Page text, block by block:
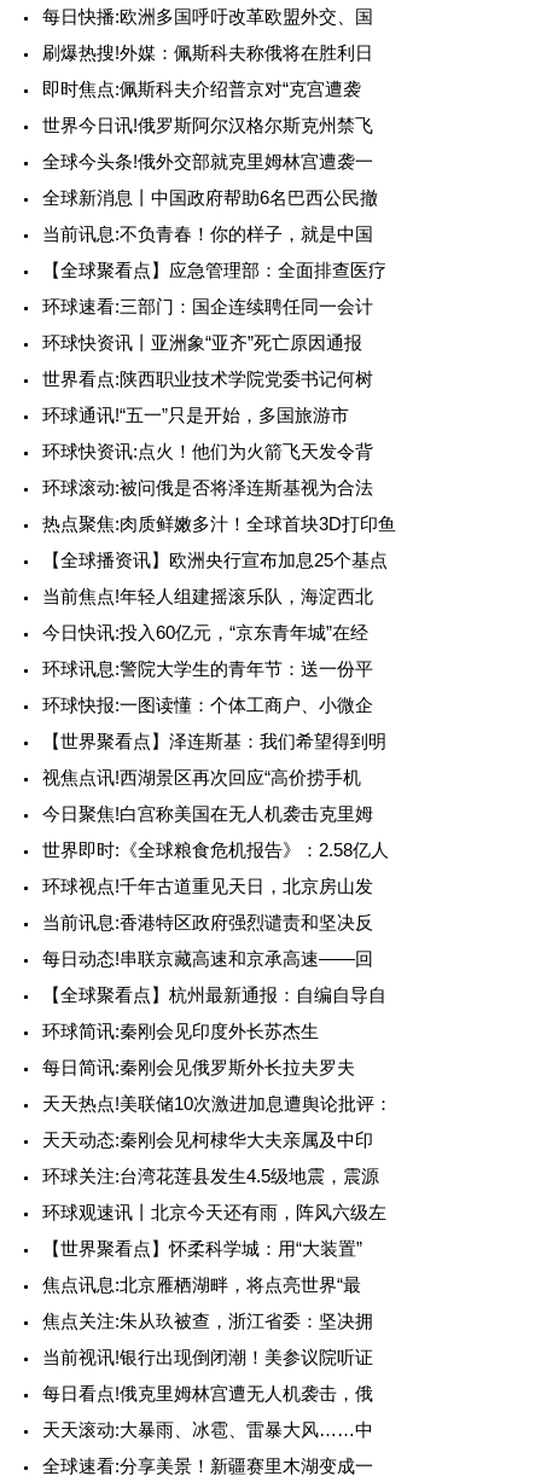
每日快播:欧洲多国呼吁改革欧盟外交、国
刷爆热搜!外媒：佩斯科夫称俄将在胜利日
即时焦点:佩斯科夫介绍普京对“克宫遭袭
世界今日讯!俄罗斯阿尔汉格尔斯克州禁飞
全球今头条!俄外交部就克里姆林宫遭袭一
全球新消息丨中国政府帮助6名巴西公民撤
当前讯息:不负青春！你的样子，就是中国
【全球聚看点】应急管理部：全面排查医疗
环球速看:三部门：国企连续聘任同一会计
环球快资讯丨亚洲象“亚齐”死亡原因通报
世界看点:陕西职业技术学院党委书记何树
环球通讯!“五一”只是开始，多国旅游市
环球快资讯:点火！他们为火箭飞天发令背
环球滚动:被问俄是否将泽连斯基视为合法
热点聚焦:肉质鲜嫩多汁！全球首块3D打印鱼
【全球播资讯】欧洲央行宣布加息25个基点
当前焦点!年轻人组建摇滚乐队，海淀西北
今日快讯:投入60亿元，“京东青年城”在经
环球讯息:警院大学生的青年节：送一份平
环球快报:一图读懂：个体工商户、小微企
【世界聚看点】泽连斯基：我们希望得到明
视焦点讯!西湖景区再次回应“高价捞手机
今日聚焦!白宫称美国在无人机袭击克里姆
世界即时:《全球粮食危机报告》：2.58亿人
环球视点!千年古道重见天日，北京房山发
当前讯息:香港特区政府强烈谴责和坚决反
每日动态!串联京藏高速和京承高速——回
【全球聚看点】杭州最新通报：自编自导自
环球简讯:秦刚会见印度外长苏杰生
每日简讯:秦刚会见俄罗斯外长拉夫罗夫
天天热点!美联储10次激进加息遭舆论批评：
天天动态:秦刚会见柯棣华大夫亲属及中印
环球关注:台湾花莲县发生4.5级地震，震源
环球观速讯丨北京今天还有雨，阵风六级左
【世界聚看点】怀柔科学城：用“大装置”
焦点讯息:北京雁栖湖畔，将点亮世界“最
焦点关注:朱从玖被查，浙江省委：坚决拥
当前视讯!银行出现倒闭潮！美参议院听证
每日看点!俄克里姆林宫遭无人机袭击，俄
天天滚动:大暴雨、冰雹、雷暴大风……中
全球速看:分享美景！新疆赛里木湖变成一